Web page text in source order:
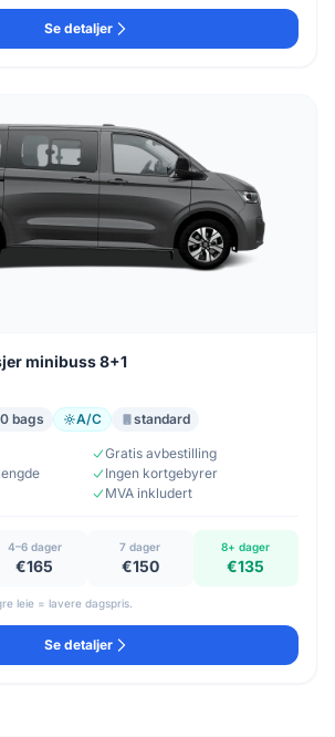
Se detaljer
minibuss 8+1
bags A/C standard
Gratis avbestilling
Ingen kortgebyrer
MVA inkludert
4–6 dager
€165
7 dager
€150
8+ dager
€135
leie = lavere dagspris.
Se detaljer